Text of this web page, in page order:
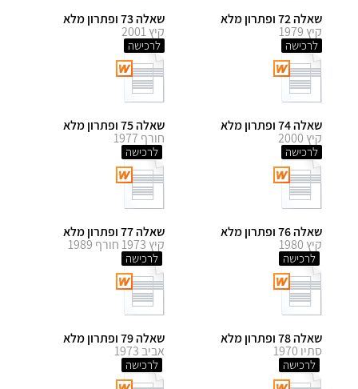
שאלה 72 ופתרון מלא
קיץ 1979
לרכישה
שאלה 73 ופתרון מלא
קיץ 2001
לרכישה
שאלה 74 ופתרון מלא
קיץ 2000
לרכישה
שאלה 75 ופתרון מלא
חורף 1977
לרכישה
שאלה 76 ופתרון מלא
קיץ 1980
לרכישה
שאלה 77 ופתרון מלא
קיץ 1973 חורף 1989
לרכישה
שאלה 78 ופתרון מלא
סתיו 1970
לרכישה
שאלה 79 ופתרון מלא
אביב 1973
לרכישה